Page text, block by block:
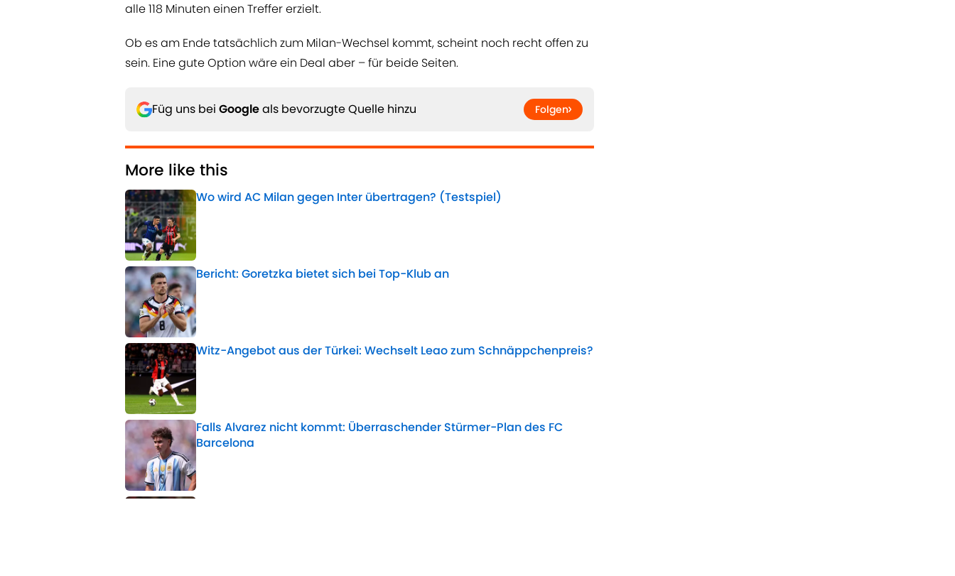
alle 118 Minuten einen Treffer erzielt.
Ob es am Ende tatsächlich zum Milan-Wechsel kommt, scheint noch recht offen zu
sein. Eine gute Option wäre ein Deal aber – für beide Seiten.
Füg uns bei Googleals bevorzugte Quelle hinzu Folgen
More like this
Wo wird AC Milan gegen Inter übertragen? (Testspiel)
Published by on Invalid Date
Bericht: Goretzka bietet sich bei Top-Klub an
Published by on Invalid Date
Witz-Angebot aus der Türkei: Wechselt Leao zum Schnäppchenpreis?
Published by on Invalid Date
Falls Alvarez nicht kommt: Überraschender Stürmer-Plan des FC
Barcelona